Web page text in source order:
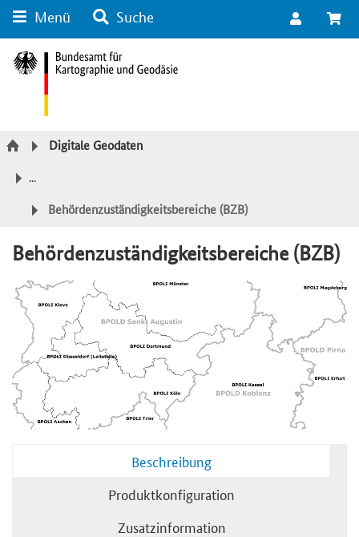
Kategorie Navigation
Menü Suche
Digitale Geodaten
...
Behördenzuständigkeitsbereiche (BZB)
Behördenzuständigkeitsbereiche (BZB)
Beschreibung
Produktkonfiguration
Zusatzinformation